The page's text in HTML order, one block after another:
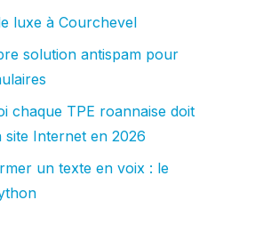
luxe à Courchevel
solution antispam pour
chaque TPE roannaise doit
site Internet en 2026
un texte en voix : le